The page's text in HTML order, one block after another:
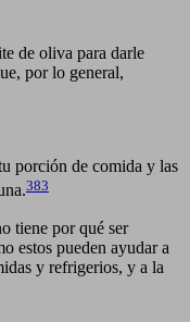
de oliva para darle
por lo general,
porción de comida y las
383
tiene por qué ser
estos pueden ayudar a
y refrigerios, y a la